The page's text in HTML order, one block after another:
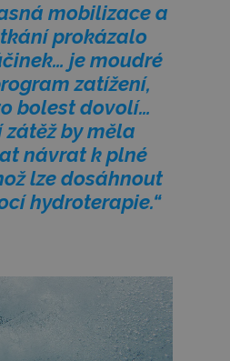
mobilizace a
prokázalo
je moudré
zatížení,
bolest dovolí…
zátěž by měla
návrat k plné
lze dosáhnout
hydroterapie.“